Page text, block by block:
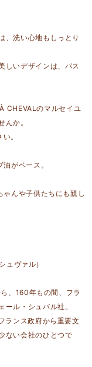
、洗い心地もしっとり
しいデザインは、バス
CHEVALのマルセイユ
んか。
。
がベース。
んや子供たちにも親し
ュヴァル）
、160年もの間、フラ
ル・シュバル社。
ランス政府から重要文
ない会社のひとつで